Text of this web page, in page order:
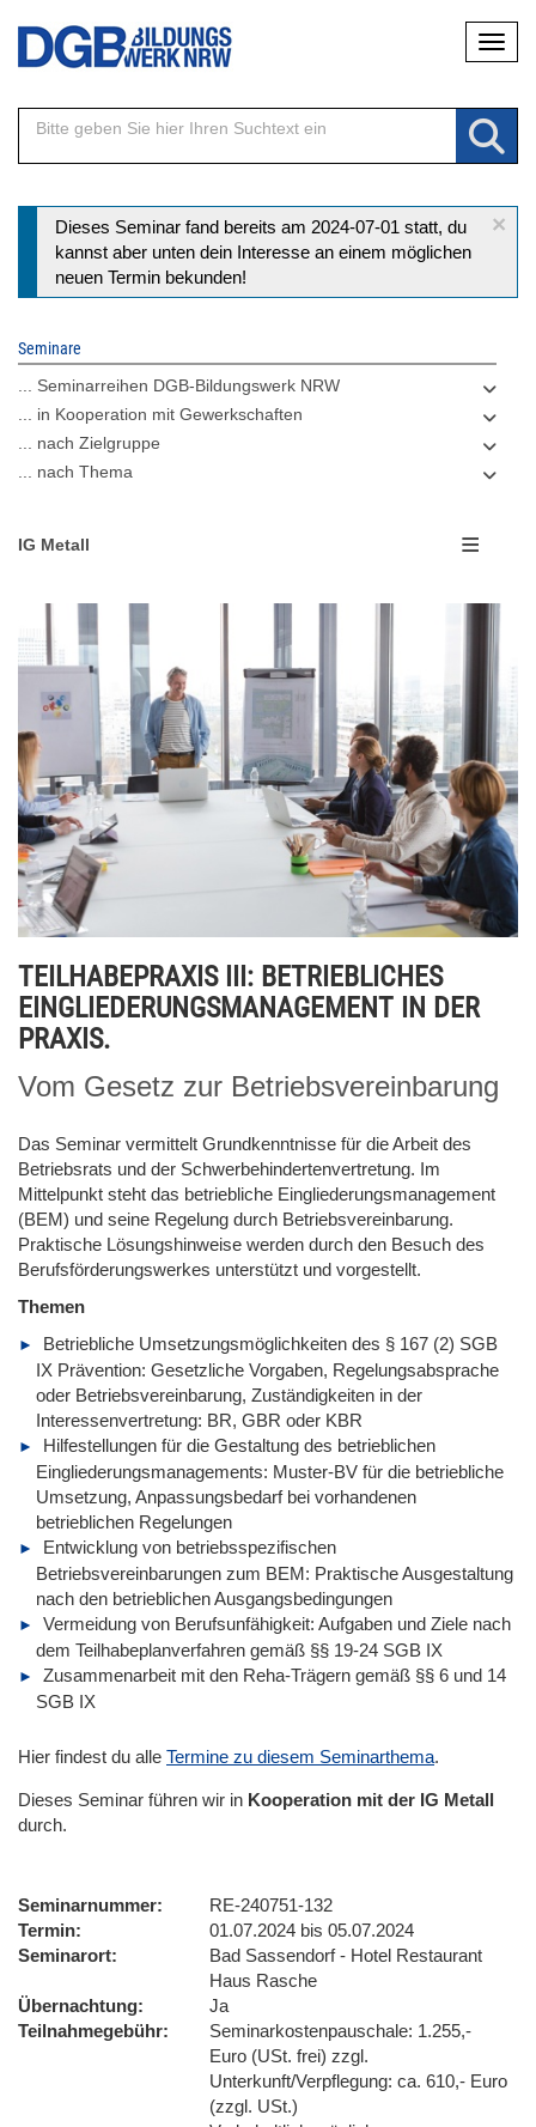
Direkt
Inhalt
×
Statusmeldung
Dieses Seminar fand bereits am 2024-07-01 statt, du
kannst aber unten dein Interesse an einem möglichen
neuen Termin bekunden!
Seminare
... Seminarreihen DGB-Bildungswerk NRW
... in Kooperation mit Gewerkschaften
... nach Zielgruppe
... nach Thema
IG Metall
TEILHABEPRAXIS III: BETRIEBLICHES
EINGLIEDERUNGSMANAGEMENT IN DER
PRAXIS.
Vom Gesetz zur Betriebsvereinbarung
Das Seminar vermittelt Grundkenntnisse für die Arbeit des
Betriebsrats und der Schwerbehindertenvertretung. Im
Mittelpunkt steht das betriebliche Eingliederungsmanagement
(BEM) und seine Regelung durch Betriebsvereinbarung.
Praktische Lösungshinweise werden durch den Besuch des
Berufsförderungswerkes unterstützt und vorgestellt.
Themen
Betriebliche Umsetzungsmöglichkeiten des § 167 (2) SGB
IX Prävention: Gesetzliche Vorgaben, Regelungsabsprache
oder Betriebsvereinbarung, Zuständigkeiten in der
Interessenvertretung: BR, GBR oder KBR
Hilfestellungen für die Gestaltung des betrieblichen
Eingliederungsmanagements: Muster-BV für die betriebliche
Umsetzung, Anpassungsbedarf bei vorhandenen
betrieblichen Regelungen
Entwicklung von betriebsspezifischen
Betriebsvereinbarungen zum BEM: Praktische Ausgestaltung
nach den betrieblichen Ausgangsbedingungen
Vermeidung von Berufsunfähigkeit: Aufgaben und Ziele nach
dem Teilhabeplanverfahren gemäß §§ 19-24 SGB IX
Zusammenarbeit mit den Reha-Trägern gemäß §§ 6 und 14
SGB IX
Hier findest du alle Termine zu diesem Seminarthema.
Dieses Seminar führen wir in Kooperation mit der IG Metall
durch.
Seminarnummer
RE-240751-132
Termin
01.07.2024 bis 05.07.2024
Seminarort
Bad Sassendorf - Hotel Restaurant
Haus Rasche
Übernachtung
Ja
Teilnahmegebühr
Seminarkostenpauschale: 1.255,-
Euro (USt. frei) zzgl.
Unterkunft/Verpflegung: ca. 610,- Euro
(zzgl. USt.)